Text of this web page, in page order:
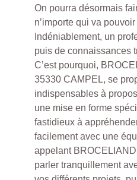
On pourra désormais
n’importe qui va
Indéniablement, un
puis de connaissances
C’est pourquoi,
35330 CAMPEL, se
indispensables à
une mise en forme
fastidieux à
facilement avec une
appelant
parler tranquillement